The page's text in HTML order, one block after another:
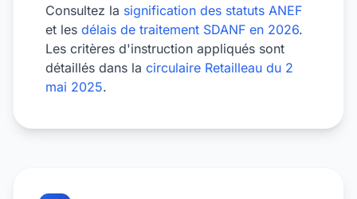
Consultez la signification des statuts ANEF
et les délais de traitement SDANF en 2026.
Les critères d'instruction appliqués sont
détaillés dans la circulaire Retailleau du 2
mai 2025.